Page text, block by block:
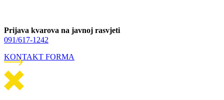
Prijava kvarova na javnoj rasvjeti
091/617-1242
KONTAKT FORMA